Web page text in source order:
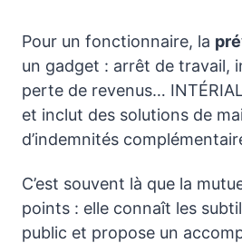
Pour un fonctionnaire, la
un gadget : arrêt de travail,
perte de revenus…
et inclut des solutions de
d’indemnités
C’est souvent là que la
points : elle connaît les
public et propose un